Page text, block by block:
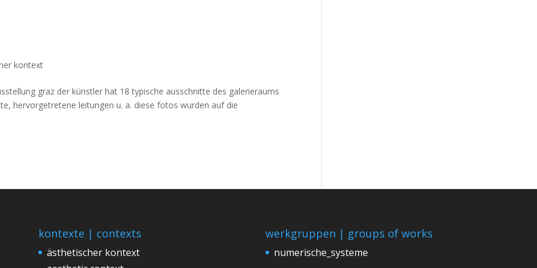
kontext
graz der künstler hat 18 typische ausschnitte des galerieraums
hervorgetretene leitungen u. a. diese fotos wurden auf die
kontexte | contexts
ästhetischer kontext
werkgruppen | groups of works
numerische_systeme